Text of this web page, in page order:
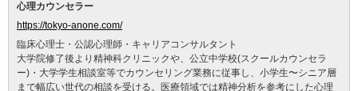
心理カウンセラー
https://tokyo-anone.com/
臨床心理士・公認心理師・キャリアコンサルタント
大学院修了後より精神科クリニックや、公立中学校(スクールカウンセラ
ー)・大学学生相談室等でカウンセリング業務に従事し、小学生〜シニア層
まで幅広い世代の相談を受ける。医療領域では精神分析を参考にした心理